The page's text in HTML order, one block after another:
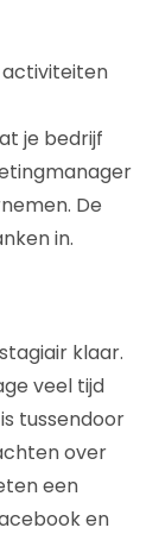
je bedrijf
De
in.
klaar.
veel tijd
tussendoor
over
een
en